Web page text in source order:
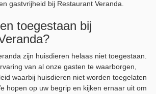
gastvrijheid bij Restaurant Veranda.
toegestaan bij
zijn huisdieren helaas niet toegestaan.
van al onze gasten te waarborgen,
waarbij huisdieren niet worden toegelaten
hopen op uw begrip en kijken ernaar uit om